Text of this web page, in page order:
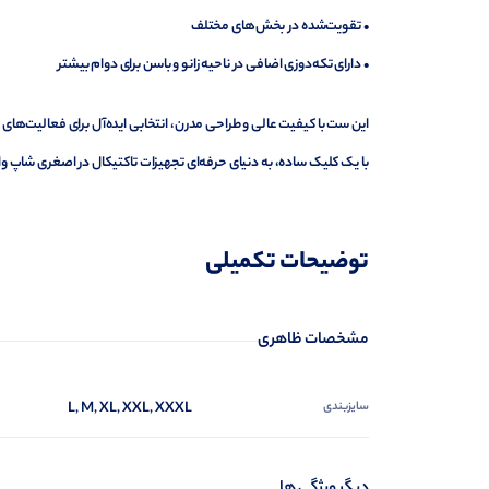
• تقویت‌شده در بخش‌های مختلف
• دارای تکه‌دوزی اضافی در ناحیه زانو و باسن برای دوام بیشتر
این ست با کیفیت عالی و طراحی مدرن، انتخابی ایده‌آل برای
با یک کلیک ساده، به دنیای حرفه‌ای تجهیزات تاکتیکال در اصغری شاپ
توضیحات تکمیلی
مشخصات ظاهری
سایزبندی L, M, XL, XXL, XXXL